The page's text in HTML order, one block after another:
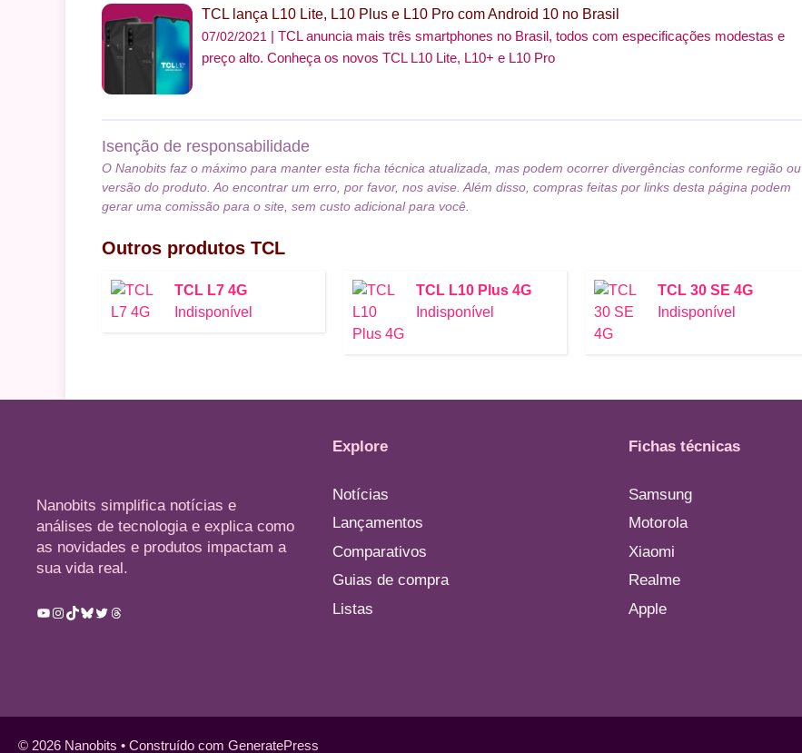
TCL lança L10 Lite, L10 Plus e L10 Pro com Android 10 no Brasil
07/02/2021
TCL anuncia mais três smartphones no Brasil, todos com especificações modestas e
preço alto. Conheça os novos TCL L10 Lite, L10+ e L10 Pro
Isenção de responsabilidade
O Nanobits faz o máximo para manter esta ficha técnica atualizada, mas podem ocorrer divergências conforme região ou
versão do produto. Ao encontrar um erro, por favor, nos avise. Além disso, compras feitas por links desta página podem
gerar uma comissão para o site, sem custo adicional para você.
Outros produtos TCL
TCL L7 4G
Indisponível
TCL L10 Plus 4G
Indisponível
TCL 30 SE 4G
Indisponível
Nanobits simplifica notícias e
análises de tecnologia e explica como
as novidades e produtos impactam a
sua vida real.
Youtube
Instagram
TikTok
Bluesky
TwitterThreads
Explore
Notícias
Lançamentos
Comparativos
Guias de compra
Listas
Fichas técnicas
Samsung
Motorola
Xiaomi
Realme
Apple
© 2026 Nanobits • Construído com GeneratePress